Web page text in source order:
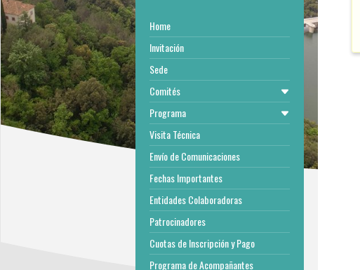
Home
Invitación
Sede
Comités
Programa
Visita Técnica
Envío de Comunicaciones
Fechas Importantes
Entidades Colaboradoras
Patrocinadores
Cuotas de Inscripción y Pago
Programa de Acompañantes